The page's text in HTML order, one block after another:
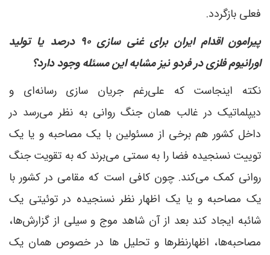
فعلی بازگردد.
پیرامون اقدام ایران برای غنی سازی ۹۰ درصد یا تولید
اورانیوم فلزی در فردو نیز مشابه این مسئله وجود دارد؟
نکته اینجاست که علی‌رغم جریان سازی رسانه‌ای و
دیپلماتیک در غالب همان جنگ روانی به نظر می‌رسد در
داخل کشور هم برخی از مسئولین با یک مصاحبه و یا یک
توییت نسنجیده فضا را به سمتی می‌برند که به تقویت جنگ
روانی کمک می‌کند. چون کافی است که مقامی در کشور با
یک مصاحبه و یا یک اظهار نظر نسنجیده در توئیتی یک
شائبه ایجاد کند بعد از آن شاهد موج و سیلی از گزارش‌ها،
مصاحبه‌ها، اظهارنظرها و تحلیل ها در خصوص همان یک